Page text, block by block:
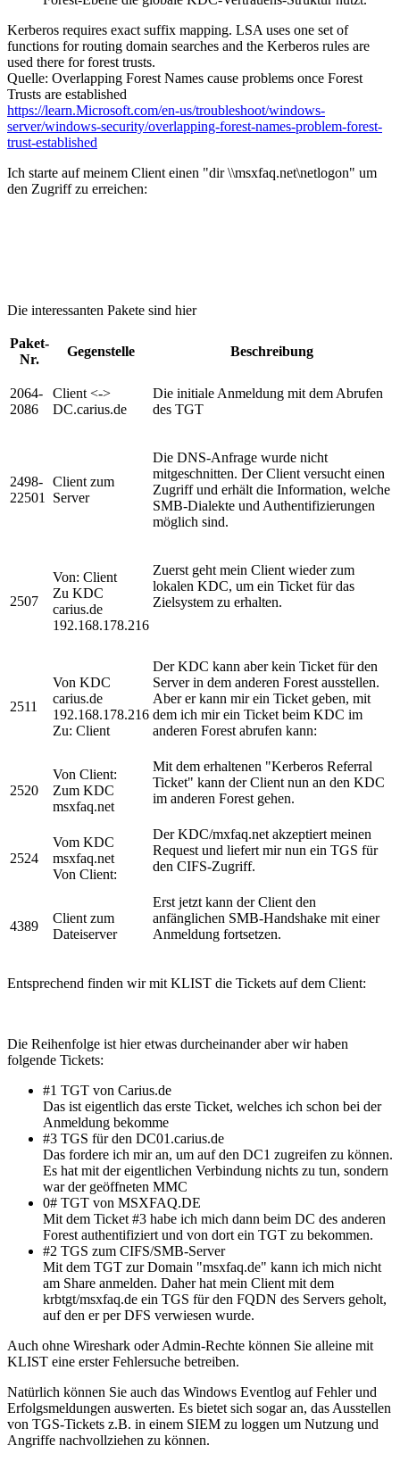
Kerberos requires exact suffix mapping. LSA uses one set of
functions for routing domain searches and the Kerberos rules are
used there for forest trusts.
Quelle: Overlapping Forest Names cause problems once Forest
Trusts are established
https://learn.Microsoft.com/en-us/troubleshoot/windows-
server/windows-security/overlapping-forest-names-problem-forest-
trust-established
Ich starte auf meinem Client einen "dir \\msxfaq.net\netlogon" um
den Zugriff zu erreichen:
Die interessanten Pakete sind hier
Paket-
Nr.
Gegenstelle Beschreibung
2064-
2086
Client <->
DC.carius.de
Die initiale Anmeldung mit dem Abrufen
des TGT
2498-
22501
Client zum
Server
Die DNS-Anfrage wurde nicht
mitgeschnitten. Der Client versucht einen
Zugriff und erhält die Information, welche
SMB-Dialekte und Authentifizierungen
möglich sind.
2507
Von: Client
Zu KDC
carius.de
192.168.178.216
Zuerst geht mein Client wieder zum
lokalen KDC, um ein Ticket für das
Zielsystem zu erhalten.
2511
Von KDC
carius.de
192.168.178.216
Zu: Client
Der KDC kann aber kein Ticket für den
Server in dem anderen Forest ausstellen.
Aber er kann mir ein Ticket geben, mit
dem ich mir ein Ticket beim KDC im
anderen Forest abrufen kann:
2520
Von Client:
Zum KDC
msxfaq.net
Mit dem erhaltenen "Kerberos Referral
Ticket" kann der Client nun an den KDC
im anderen Forest gehen.
2524
Vom KDC
msxfaq.net
Von Client:
Der KDC/mxfaq.net akzeptiert meinen
Request und liefert mir nun ein TGS für
den CIFS-Zugriff.
4389
Client zum
Dateiserver
Erst jetzt kann der Client den
anfänglichen SMB-Handshake mit einer
Anmeldung fortsetzen.
Entsprechend finden wir mit KLIST die Tickets auf dem Client:
Die Reihenfolge ist hier etwas durcheinander aber wir haben
folgende Tickets:
#1 TGT von Carius.de
Das ist eigentlich das erste Ticket, welches ich schon bei der
Anmeldung bekomme
#3 TGS für den DC01.carius.de
Das fordere ich mir an, um auf den DC1 zugreifen zu können.
Es hat mit der eigentlichen Verbindung nichts zu tun, sondern
war der geöffneten MMC
0# TGT von MSXFAQ.DE
Mit dem Ticket #3 habe ich mich dann beim DC des anderen
Forest authentifiziert und von dort ein TGT zu bekommen.
#2 TGS zum CIFS/SMB-Server
Mit dem TGT zur Domain "msxfaq.de" kann ich mich nicht
am Share anmelden. Daher hat mein Client mit dem
krbtgt/msxfaq.de ein TGS für den FQDN des Servers geholt,
auf den er per DFS verwiesen wurde.
Auch ohne Wireshark oder Admin-Rechte können Sie alleine mit
KLIST eine erster Fehlersuche betreiben.
Natürlich können Sie auch das Windows Eventlog auf Fehler und
Erfolgsmeldungen auswerten. Es bietet sich sogar an, das Ausstellen
von TGS-Tickets z.B. in einem SIEM zu loggen um Nutzung und
Angriffe nachvollziehen zu können.